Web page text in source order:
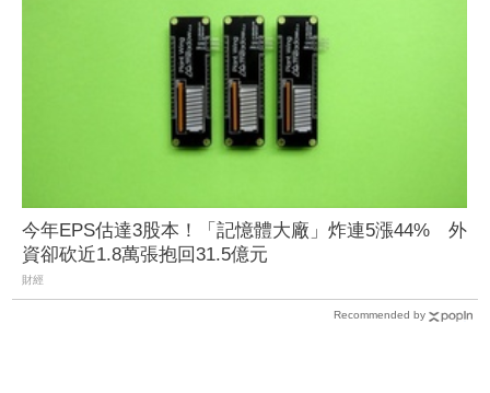
今年EPS估達3股本！「記憶體大廠」炸連5漲44% 外
資卻砍近1.8萬張抱回31.5億元
財經
Recommended by